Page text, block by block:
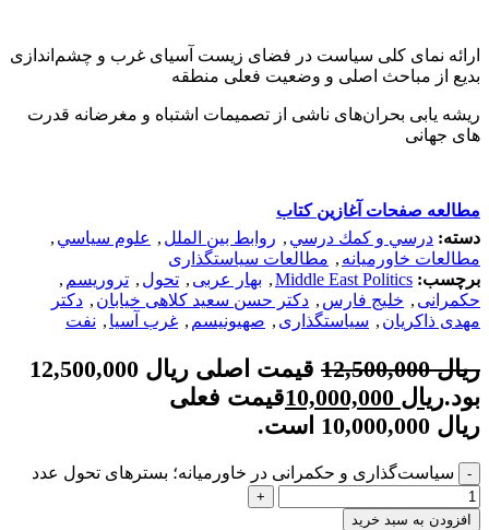
ارائه نمای کلی سیاست در فضای زیست آسیای غرب و چشم‌اندازی
بدیع از مباحث اصلی و وضعیت فعلی منطقه
ریشه ‌یابی بحران‌های ناشی از تصمیمات اشتباه و مغرضانه قدرت
های جهانی
مطالعه صفحات آغازین کتاب
دسته: درسي و كمك درسي , روابط بین الملل , علوم سياسي ,
مطالعات خاورمیانه , مطالعات سیاستگذاری
برچسب: Middle East Politics
, بهار عربی , تحول , تروریسم ,
حکمرانی , خلیج فارس , دکتر حسن سعید کلاهی خیابان , دکتر
مهدی ذاکریان , سیاستگذاری , صهیونیسم , غرب آسیا , نفت
ریال12,500,000
قیمت اصلی ریال 12,500,000
بود.ریال
قیمت فعلی
ریال 10,000,000 است.
سیاست‌گذاری و حکمرانی در خاورمیانه؛ بسترهای تحول عدد
افزودن به سبد خرید